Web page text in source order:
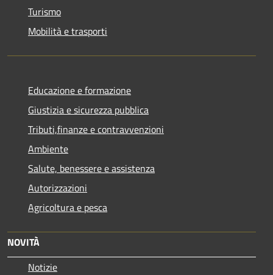
Turismo
Mobilità e trasporti
Educazione e formazione
Giustizia e sicurezza pubblica
Tributi,finanze e contravvenzioni
Ambiente
Salute, benessere e assistenza
Autorizzazioni
Agricoltura e pesca
NOVITÀ
Notizie